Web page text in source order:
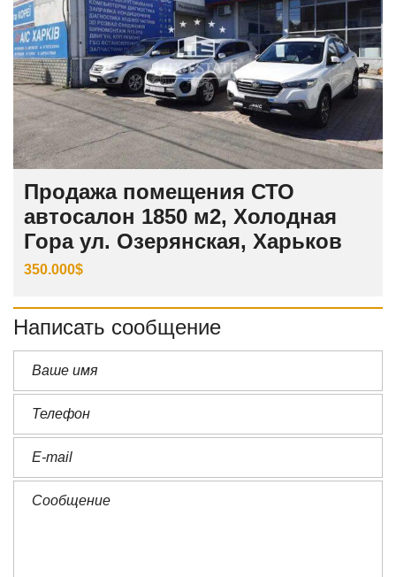
Продажа помещения СТО
автосалон 1850 м2, Холодная
Гора ул. Озерянская, Харьков
350.000$
Написать сообщение